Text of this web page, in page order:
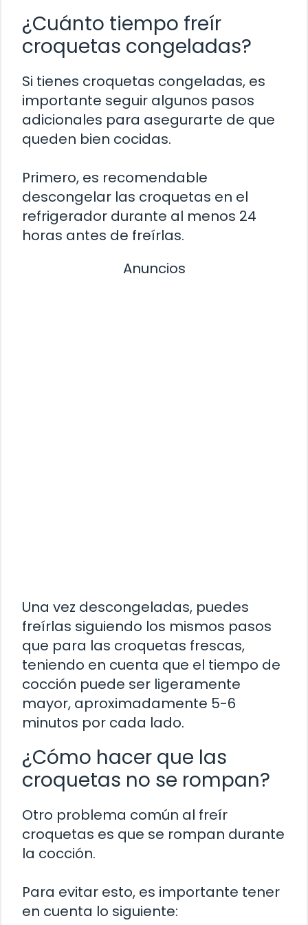
¿Cuánto tiempo freír
croquetas congeladas?
Si tienes croquetas congeladas, es
importante seguir algunos pasos
adicionales para asegurarte de que
queden bien cocidas.
Primero, es recomendable
descongelar las croquetas en el
refrigerador durante al menos 24
horas antes de freírlas.
Anuncios
Una vez descongeladas, puedes
freírlas siguiendo los mismos pasos
que para las croquetas frescas,
teniendo en cuenta que el tiempo de
cocción puede ser ligeramente
mayor, aproximadamente 5-6
minutos por cada lado.
¿Cómo hacer que las
croquetas no se rompan?
Otro problema común al freír
croquetas es que se rompan durante
la cocción.
Para evitar esto, es importante tener
en cuenta lo siguiente: